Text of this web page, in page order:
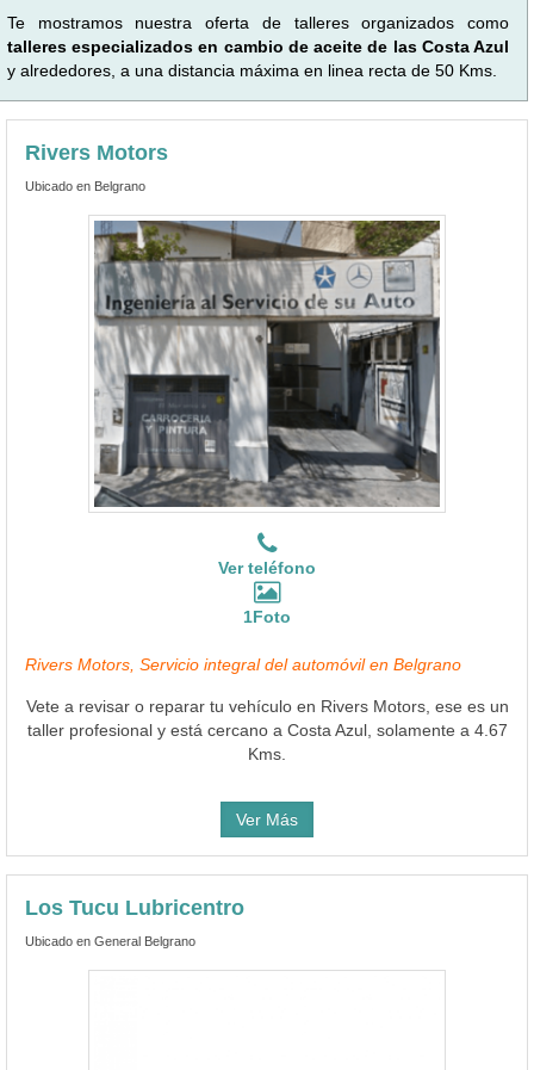
Te mostramos nuestra oferta de talleres organizados como
talleres especializados en cambio de aceite de las Costa Azul
y alrededores, a una distancia máxima en linea recta de 50 Kms.
Rivers Motors
Ubicado en Belgrano
Ver teléfono
1Foto
Rivers Motors, Servicio integral del automóvil en Belgrano
Vete a revisar o reparar tu vehículo en Rivers Motors, ese es un
taller profesional y está cercano a Costa Azul, solamente a 4.67
Kms.
Ver Más
Los Tucu Lubricentro
Ubicado en General Belgrano